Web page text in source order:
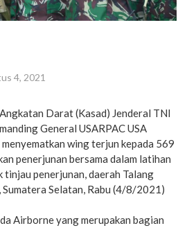
4, 2021
Darat (Kasad) Jenderal TNI
General USARPAC USA
wing terjun kepada 569
penerjunan bersama dalam latihan
tinjau penerjunan, daerah Talang
Selatan, Rabu (4/8/2021)
Airborne yang merupakan bagian